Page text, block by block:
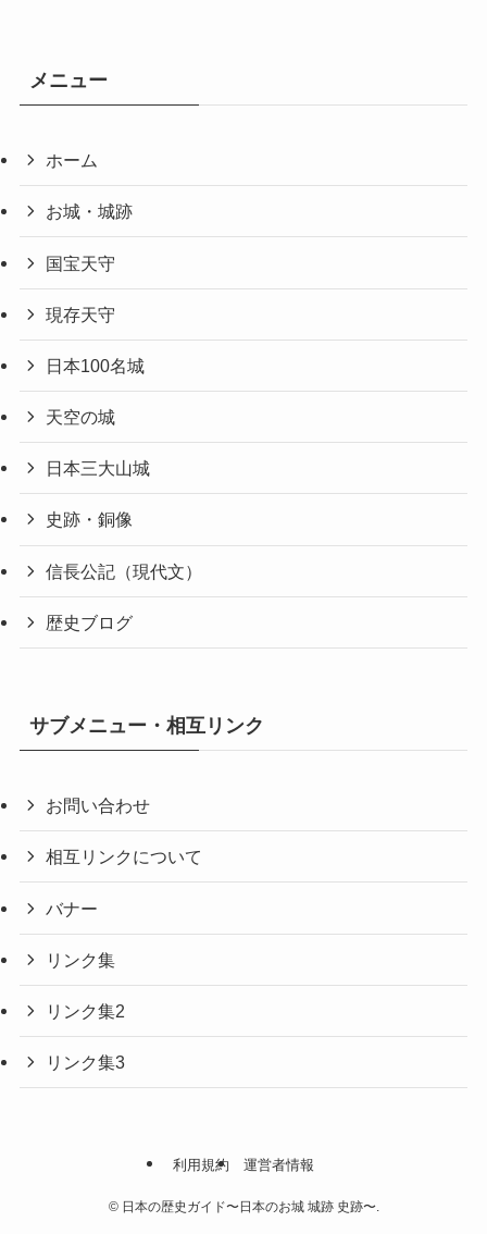
メニュー
ホーム
お城・城跡
国宝天守
現存天守
日本100名城
天空の城
日本三大山城
史跡・銅像
信長公記（現代文）
歴史ブログ
サブメニュー・相互リンク
お問い合わせ
相互リンクについて
バナー
リンク集
リンク集2
リンク集3
利用規約 運営者情報
©日本の歴史ガイド〜日本のお城 城跡 史跡〜.